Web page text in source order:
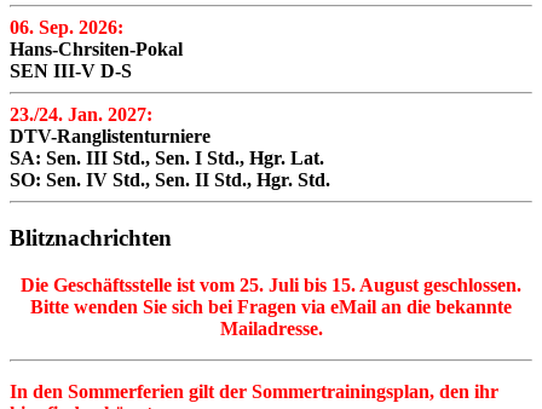
06. Sep. 2026:
Hans-Chrsiten-Pokal
SEN III-V D-S
23./24. Jan. 2027:
DTV-Ranglistenturniere
SA: Sen. III Std., Sen. I Std., Hgr. Lat.
SO: Sen. IV Std., Sen. II Std., Hgr. Std.
Blitznachrichten
Die Geschäftsstelle ist vom 25. Juli bis 15. August geschlossen.
Bitte wenden Sie sich bei Fragen via eMail an die bekannte
Mailadresse.
In den Sommerferien gilt der Sommertrainingsplan, den ihr